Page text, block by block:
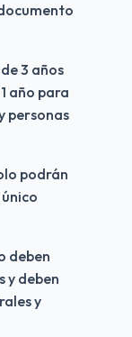
3 años
año para
personas
podrán
deben
y deben
y